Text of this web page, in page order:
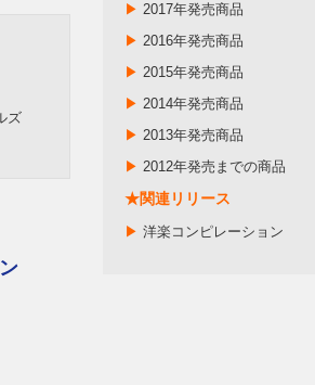
ズ
▶ 2017年発売商品
▶ 2016年発売商品
▶ 2015年発売商品
▶2014年発売商品
▶ 2013年発売商品
▶ 2012年発売までの商品
★関連リリース
▶ 洋楽コンピレーション